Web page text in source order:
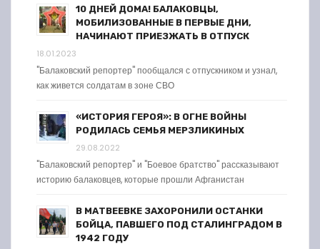
10 ДНЕЙ ДОМА! БАЛАКОВЦЫ,
МОБИЛИЗОВАННЫЕ В ПЕРВЫЕ ДНИ,
НАЧИНАЮТ ПРИЕЗЖАТЬ В ОТПУСК
18.01.2023
"Балаковский репортер" пообщался с отпускником и узнал,
как живется солдатам в зоне СВО
«ИСТОРИЯ ГЕРОЯ»: В ОГНЕ ВОЙНЫ
РОДИЛАСЬ СЕМЬЯ МЕРЗЛИКИНЫХ
29.08.2022
"Балаковский репортер" и "Боевое братство" рассказывают
историю балаковцев, которые прошли Афганистан
В МАТВЕЕВКЕ ЗАХОРОНИЛИ ОСТАНКИ
БОЙЦА, ПАВШЕГО ПОД СТАЛИНГРАДОМ В
1942 ГОДУ